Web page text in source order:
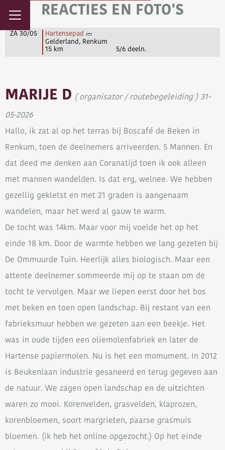
REACTIES EN FOTO'S
ZA 30/05 Hartensepad
Gelderland, Renkum
15 km 5/6 deeln.
MARIJE D ( organisator / routebegeleiding ) 31-
05-2026
Hallo, ik zat al op het terras bij Boscafé de Beken in
Renkum, toen de deelnemers arriveerden. 5 Mannen. En
dat deed me denken aan Coranatijd toen ik ook alleen
met mannen wandelden. Is dat erg, welnee. We hebben
gezellig gekletst en met 21 graden is aangenaam
wandelen, maar het werd al gauw te warm.
De tocht was 14km. Maar voor mij voelde het op het
einde 18 km. Door de warmte hebben we lang gezeten bij
De Ommuurde Tuin. Heerlijk alles biologisch. Maar een
attente deelnemer sommeerde mij op te staan om de
tocht te vervolgen. Maar we liepen eerst door het bos
met beken en toen open landschap. Bij restant van een
fabrieksmuur hebben we gezeten aan een beekje. Het
was in oude tijden een oliemolenfabriek en later de
Hartense papiermolen. Nu is het een momument. In 2012
is Beukenlaan industrie gesaneerd en terug gegeven aan
de natuur. We zagen open landschap en de uitzichten
waren zo mooi. Korenvelden, grasvelden, klaprozen,
korenbloemen, soort margrieten, paarse grasmuis
bloemen. (ik heb het online opgezocht.) Op het einde